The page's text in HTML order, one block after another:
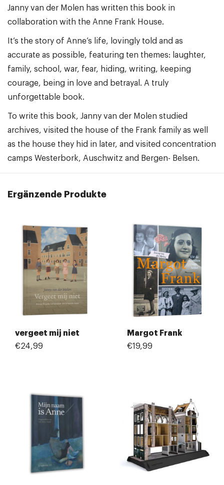
Janny van der Molen has written this book in
collaboration with the Anne Frank House.
It’s the story of Anne’s life, lovingly told and as
accurate as possible, featuring ten themes: laughter,
family, school, war, fear, hiding, writing, keeping
courage, being in love and betrayal. A truly
unforgettable book.
To write this book, Janny van der Molen studied
archives, visited the house of the Frank family as well
as the house they hid in later, and visited concentration
camps Westerbork, Auschwitz and Bergen- Belsen.
Ergänzende Produkte
vergeet mij niet
€24,99
Margot Frank
€19,99